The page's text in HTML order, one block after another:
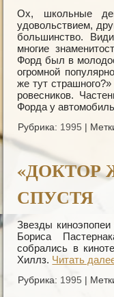
Ох, школьные
удовольствием,
большинство.
многие
Форд был в
огромной
же тут
ровесников.
Форда у
Рубрика: 1995 |
«ДОКТОР
СПУСТЯ
Звезды
Бориса
собрались в
Хиллз. Читать
Рубрика: 1995 |